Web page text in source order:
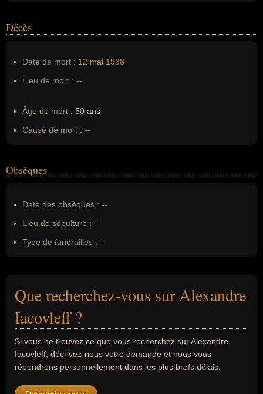
Décès
Date de mort : 12 mai 1938
Lieu de mort : --
Âge de mort : 50 ans
Cause de mort : --
Obsèques
Date des obsèques : --
Lieu de sépulture : --
Type de funérailles : --
Que recherchez-vous sur Alexandre
Iacovleff ?
Si vous ne trouvez ce que vous recherchez sur Alexandre
Iacovleff, décrivez-nous votre demande et nous vous
répondrons personnellement dans les plus brefs délais.